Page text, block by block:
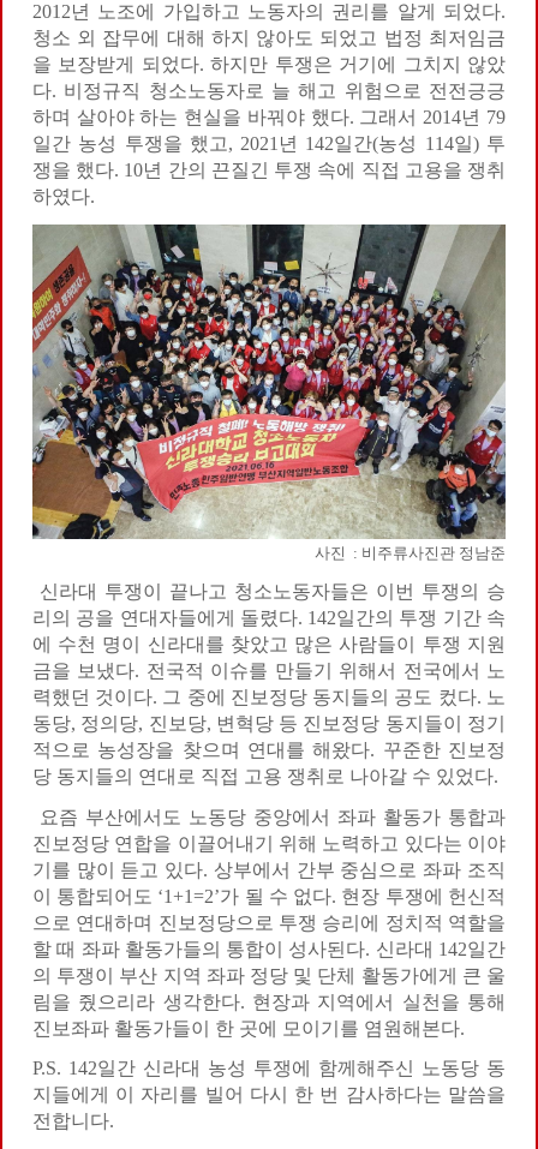
2012년 노조에 가입하고 노동자의 권리를 알게 되었다.
청소 외 잡무에 대해 하지 않아도 되었고 법정 최저임금
을 보장받게 되었다. 하지만 투쟁은 거기에 그치지 않았
다. 비정규직 청소노동자로 늘 해고 위험으로 전전긍긍
하며 살아야 하는 현실을 바꿔야 했다. 그래서 2014년 79
일간 농성 투쟁을 했고, 2021년 142일간(농성 114일) 투
쟁을 했다. 10년 간의 끈질긴 투쟁 속에 직접 고용을 쟁취
하였다.
사진 : 비주류사진관 정남준
신라대 투쟁이 끝나고 청소노동자들은 이번 투쟁의 승
리의 공을 연대자들에게 돌렸다. 142일간의 투쟁 기간 속
에 수천 명이 신라대를 찾았고 많은 사람들이 투쟁 지원
금을 보냈다. 전국적 이슈를 만들기 위해서 전국에서 노
력했던 것이다. 그 중에 진보정당 동지들의 공도 컸다. 노
동당, 정의당, 진보당, 변혁당 등 진보정당 동지들이 정기
적으로 농성장을 찾으며 연대를 해왔다. 꾸준한 진보정
당 동지들의 연대로 직접 고용 쟁취로 나아갈 수 있었다.
요즘 부산에서도 노동당 중앙에서 좌파 활동가 통합과
진보정당 연합을 이끌어내기 위해 노력하고 있다는 이야
기를 많이 듣고 있다. 상부에서 간부 중심으로 좌파 조직
이 통합되어도 ‘1+1=2’가 될 수 없다. 현장 투쟁에 헌신적
으로 연대하며 진보정당으로 투쟁 승리에 정치적 역할을
할 때 좌파 활동가들의 통합이 성사된다. 신라대 142일간
의 투쟁이 부산 지역 좌파 정당 및 단체 활동가에게 큰 울
림을 줬으리라 생각한다. 현장과 지역에서 실천을 통해
진보좌파 활동가들이 한 곳에 모이기를 염원해본다.
P.S. 142일간 신라대 농성 투쟁에 함께해주신 노동당 동
지들에게 이 자리를 빌어 다시 한 번 감사하다는 말씀을
전합니다.